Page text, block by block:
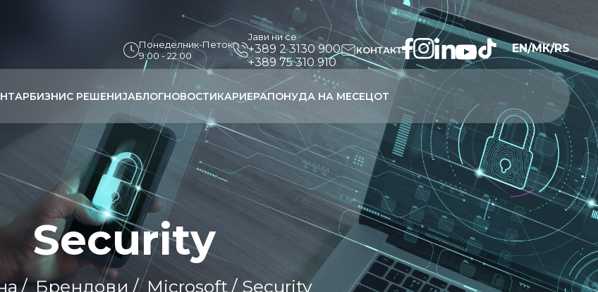
Понеделник-Петок
9:00 - 22:00
Јави ни се
+389 2 3130 900
+389 75 310 910
КОНТАКТ EN/МК/RS
БИЗНИС РЕШЕНИЈАБЛОГНОВОСТИКАРИЕРАПОНУДА НА МЕСЕЦОТ
Security
/Брендови / Microsoft/ Security